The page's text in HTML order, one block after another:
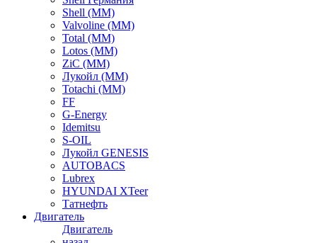
Shell (ММ)
Valvoline (ММ)
Total (ММ)
Lotos (ММ)
ZiC (ММ)
Лукойл (ММ)
Totachi (MM)
FF
G-Energy
Idemitsu
S-OIL
Лукойл GENESIS
AUTOBACS
Lubrex
HYUNDAI XTeer
Татнефть
Двигатель
Двигатель